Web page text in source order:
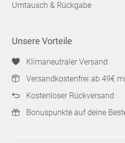
Umtausch & Rückgabe
Unsere Vorteile
Klimaneutraler Versand
Versandkostenfrei ab 49€
Kostenloser Rückversand
Bonuspunkte auf deine